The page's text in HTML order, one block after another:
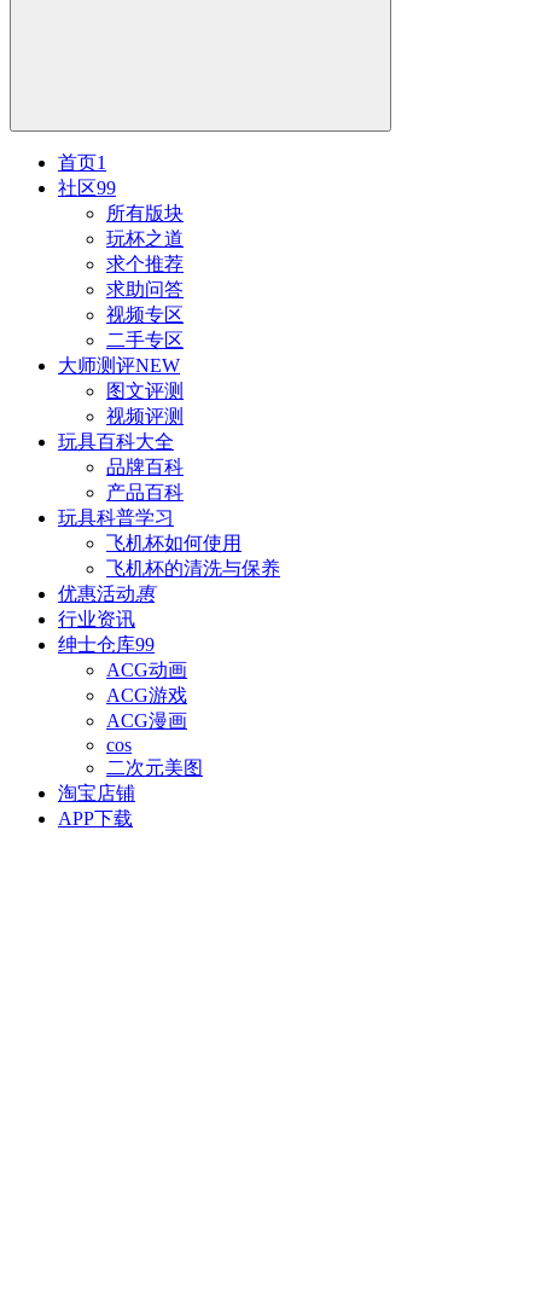
首页1
社区99
所有版块
玩杯之道
求个推荐
求助问答
视频专区
二手专区
大师测评NEW
图文评测
视频评测
玩具百科大全
品牌百科
产品百科
玩具科普学习
飞机杯如何使用
飞机杯的清洗与保养
优惠活动惠
行业资讯
绅士仓库99
ACG动画
ACG游戏
ACG漫画
cos
二次元美图
淘宝店铺
APP下载